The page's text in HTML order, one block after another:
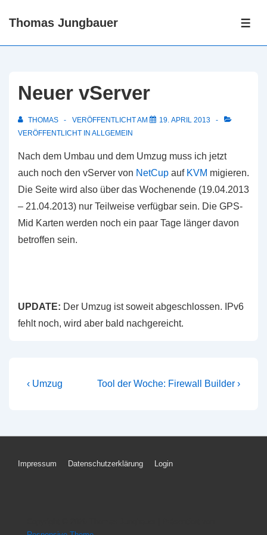
Thomas Jungbauer
Neuer vServer
THOMAS VERÖFFENTLICHT AM
19. APRIL 2013
VERÖFFENTLICHT IN ALLGEMEIN
Nach dem Umbau und dem Umzug muss ich jetzt
auch noch den vServer von NetCup auf KVM migieren.
Die Seite wird also über das Wochenende (19.04.2013
– 21.04.2013) nur Teilweise verfügbar sein. Die GPS-
Mid Karten werden noch ein paar Tage länger davon
betroffen sein.
UPDATE: Der Umzug ist soweit abgeschlossen. IPv6
fehlt noch, wird aber bald nachgereicht.
Beitragsnavigation
Vorheriger
‹ Umzug
Nächster
Tool der Woche: Firewall Builder ›
Footer-
Impressum Datenschutzerklärung Login